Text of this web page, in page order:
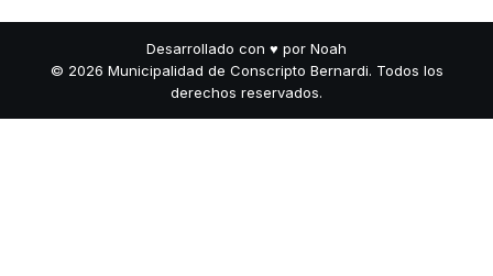
Desarrollado con ♥ por Noah
© 2026 Municipalidad de Conscripto Bernardi. Todos los
derechos reservados.